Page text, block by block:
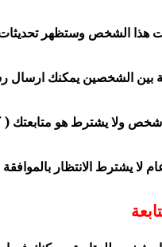
هذا الشخص وستظهر
بين الشخصين يمكنك
شخص ولا يشترط هو متابعتك
يشترط الانتظار بالموافقة